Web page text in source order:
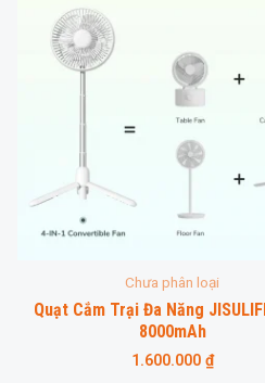
Chưa phân loại
Quạt Cắm Trại Đa Năng
8000mAh
1.600.000 ₫